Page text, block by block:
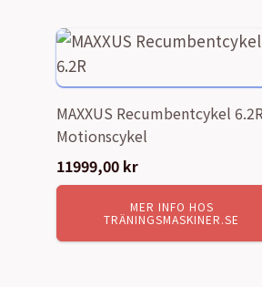
MAXXUS Recumbentcykel
Motionscykel
11999,00 kr
MER INFO HOS
TRÄNINGSMASKINER.SE